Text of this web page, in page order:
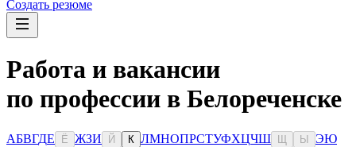
Создать резюме
Работа и вакансии
по профессии в Белореченске
АБВГДЕ Ё ЖЗИ Й К ЛМНОПРСТУФХЦЧШ Ы ЭЮ